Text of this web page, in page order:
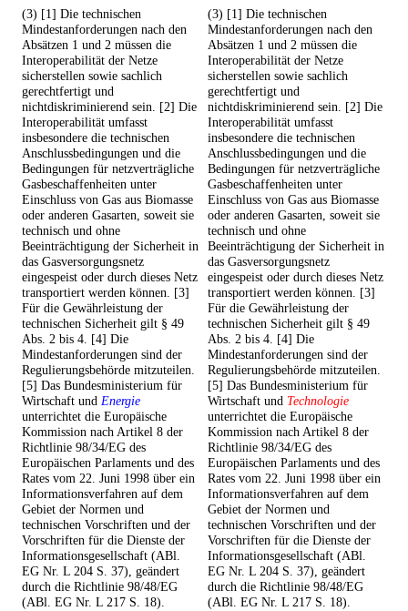
(3) [1] Die technischen
Mindestanforderungen nach den
Absätzen 1 und 2 müssen die
Interoperabilität der Netze
sicherstellen sowie sachlich
gerechtfertigt und
nichtdiskriminierend sein. [2] Die
Interoperabilität umfasst
insbesondere die technischen
Anschlussbedingungen und die
Bedingungen für netzverträgliche
Gasbeschaffenheiten unter
Einschluss von Gas aus Biomasse
oder anderen Gasarten, soweit sie
technisch und ohne
Beeinträchtigung der Sicherheit in
das Gasversorgungsnetz
eingespeist oder durch dieses Netz
transportiert werden können. [3]
Für die Gewährleistung der
technischen Sicherheit gilt § 49
Abs. 2 bis 4. [4] Die
Mindestanforderungen sind der
Regulierungsbehörde mitzuteilen.
[5] Das Bundesministerium für
Wirtschaft und Energie
unterrichtet die Europäische
Kommission nach Artikel 8 der
Richtlinie 98/34/EG des
Europäischen Parlaments und des
Rates vom 22. Juni 1998 über ein
Informationsverfahren auf dem
Gebiet der Normen und
technischen Vorschriften und der
Vorschriften für die Dienste der
Informationsgesellschaft (ABl.
EG Nr. L 204 S. 37), geändert
durch die Richtlinie 98/48/EG
(ABl. EG Nr. L 217 S. 18).
(3) [1] Die technischen
Mindestanforderungen nach den
Absätzen 1 und 2 müssen die
Interoperabilität der Netze
sicherstellen sowie sachlich
gerechtfertigt und
nichtdiskriminierend sein. [2] Die
Interoperabilität umfasst
insbesondere die technischen
Anschlussbedingungen und die
Bedingungen für netzverträgliche
Gasbeschaffenheiten unter
Einschluss von Gas aus Biomasse
oder anderen Gasarten, soweit sie
technisch und ohne
Beeinträchtigung der Sicherheit in
das Gasversorgungsnetz
eingespeist oder durch dieses Netz
transportiert werden können. [3]
Für die Gewährleistung der
technischen Sicherheit gilt § 49
Abs. 2 bis 4. [4] Die
Mindestanforderungen sind der
Regulierungsbehörde mitzuteilen.
[5] Das Bundesministerium für
Wirtschaft und Technologie
unterrichtet die Europäische
Kommission nach Artikel 8 der
Richtlinie 98/34/EG des
Europäischen Parlaments und des
Rates vom 22. Juni 1998 über ein
Informationsverfahren auf dem
Gebiet der Normen und
technischen Vorschriften und der
Vorschriften für die Dienste der
Informationsgesellschaft (ABl.
EG Nr. L 204 S. 37), geändert
durch die Richtlinie 98/48/EG
(ABl. EG Nr. L 217 S. 18).